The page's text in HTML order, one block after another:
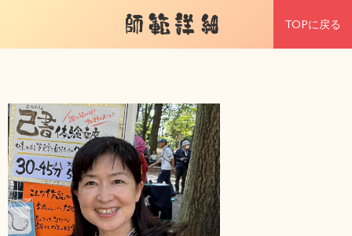
師範詳細 TOPに戻る